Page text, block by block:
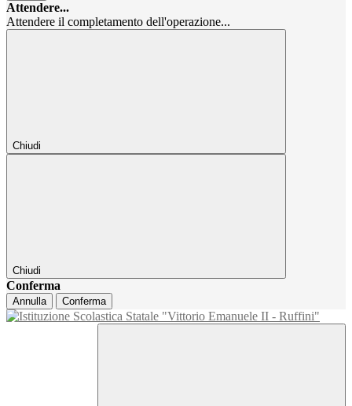
Attendere...
Attendere il completamento dell'operazione...
Chiudi
Chiudi
Conferma
Annulla Conferma